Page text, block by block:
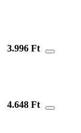
3.996 Ft
4.648 Ft